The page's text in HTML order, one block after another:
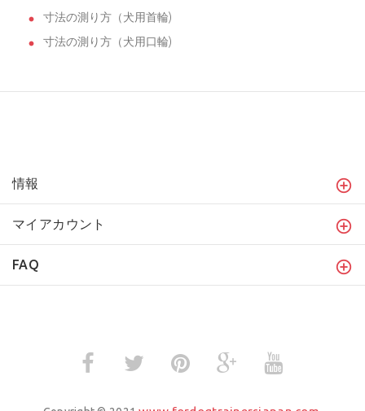
寸法の測り方（犬用首輪)
寸法の測り方（犬用口輪)
情報
マイアカウント
FAQ